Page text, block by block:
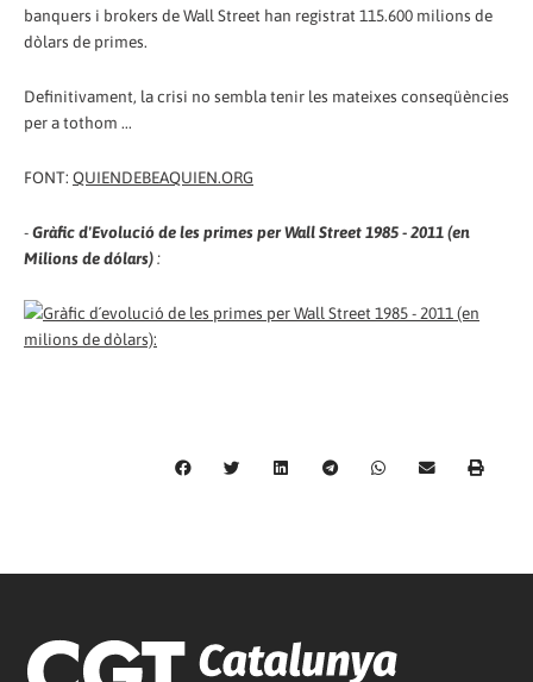
banquers i brokers de Wall Street han registrat 115.600 milions de
dòlars de primes.
Definitivament, la crisi no sembla tenir les mateixes conseqüències
per a tothom ...
FONT: QUIENDEBEAQUIEN.ORG
-Gràfic d'Evolució de les primes per Wall Street 1985 - 2011 (en
Milions de dólars):